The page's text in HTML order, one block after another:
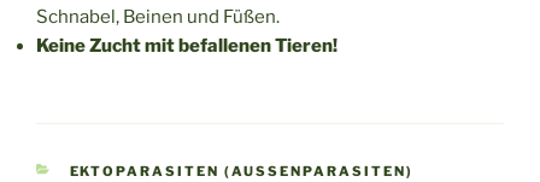
Schnabel, Beinen und Füßen.
Keine Zucht mit befallenen Tieren!
KATEGORIEN
EKTOPARASITEN (AUSSENPARASITEN)